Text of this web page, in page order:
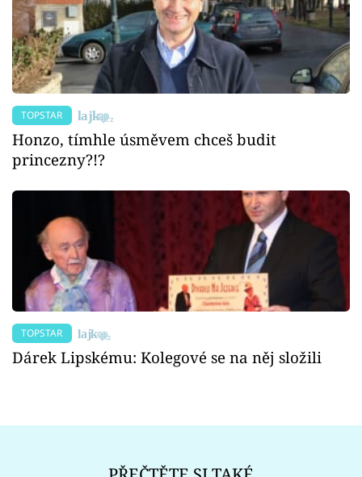
TOPSTAR
Honzo, tímhle úsměvem chceš budit
princezny?!?
TOPSTAR
Dárek Lipskému: Kolegové se na něj složili